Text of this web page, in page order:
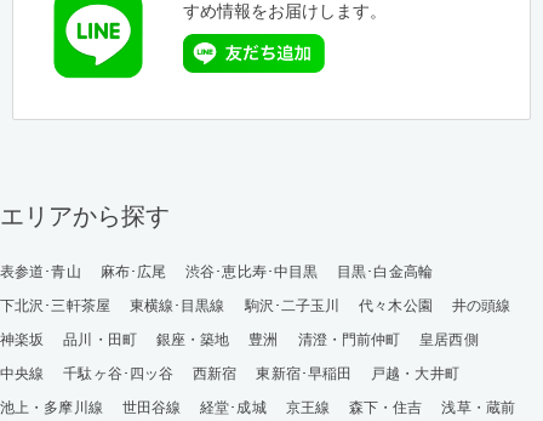
すめ情報をお届けします。
エリアから探す
表参道･青山 麻布･広尾 渋谷･恵比寿･中目黒
目黒･白金高輪
下北沢･三軒茶屋
東横線･目黒線 駒沢･二子玉川 代々木公園
井の頭線
神楽坂
品川・田町 銀座・築地 豊洲 清澄・門前仲町
皇居西側
中央線
千駄ヶ谷･四ッ谷 西新宿 東新宿･早稲田
戸越・大井町
池上・多摩川線
世田谷線 経堂･成城 京王線 森下・住吉
浅草・蔵前